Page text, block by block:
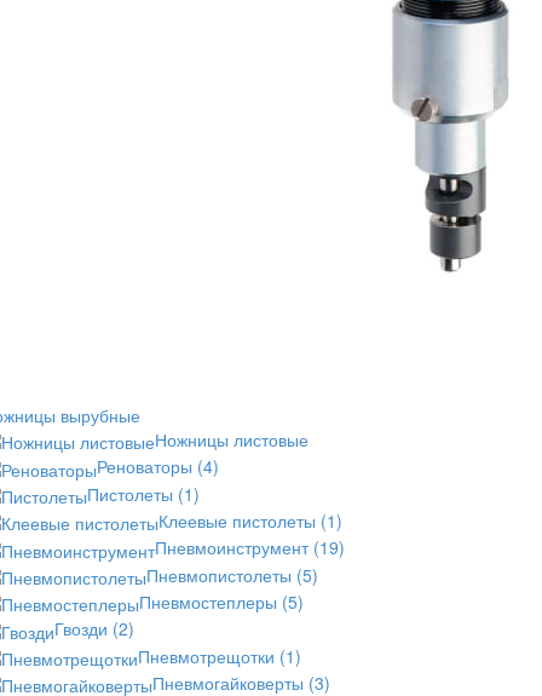
вырубные
Ножницы листовые
Реноваторы (4)
Пистолеты (1)
Клеевые пистолеты (1)
Пневмоинструмент (19)
Пневмопистолеты (5)
Пневмостеплеры (5)
Гвозди (2)
Пневмотрещотки (1)
Пневмогайковерты (3)